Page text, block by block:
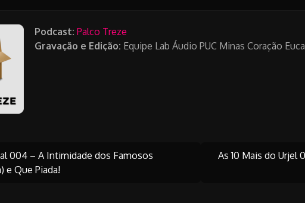
Podcast: Palco Treze
Gravação e Edição: Equipe Lab Áudio PUC Minas Coração
004 – A Intimidade dos Famosos
e Que Piada!
As 10 Mais do Urjel